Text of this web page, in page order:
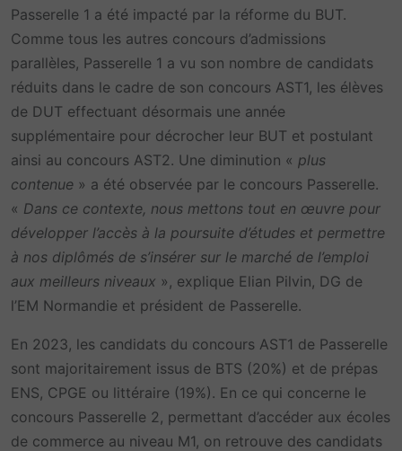
Passerelle 1 a été impacté par la réforme du BUT.
Comme tous les autres concours d’admissions
parallèles, Passerelle 1 a vu son nombre de candidats
réduits dans le cadre de son concours AST1, les élèves
de DUT effectuant désormais une année
supplémentaire pour décrocher leur BUT et postulant
ainsi au concours AST2. Une diminution « plus
contenue » a été observée par le concours Passerelle.
« Dans ce contexte, nous mettons tout en œuvre pour
développer l’accès à la poursuite d’études et permettre
à nos diplômés de s’insérer sur le marché de l’emploi
aux meilleurs niveaux », explique Elian Pilvin, DG de
l’EM Normandie et président de Passerelle.
En 2023, les candidats du concours AST1 de Passerelle
sont majoritairement issus de BTS (20%) et de prépas
ENS, CPGE ou littéraire (19%). En ce qui concerne le
concours Passerelle 2, permettant d’accéder aux écoles
de commerce au niveau M1, on retrouve des candidats